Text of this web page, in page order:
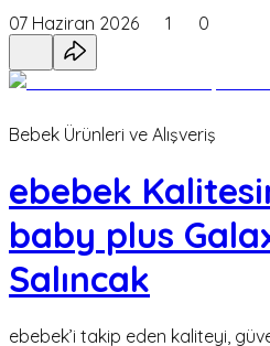
07 Haziran 2026 1 0
Bebek Ürünleri ve Alışveriş
ebebek
baby plus
Salıncak
ebebek’i takip eden kaliteyi,